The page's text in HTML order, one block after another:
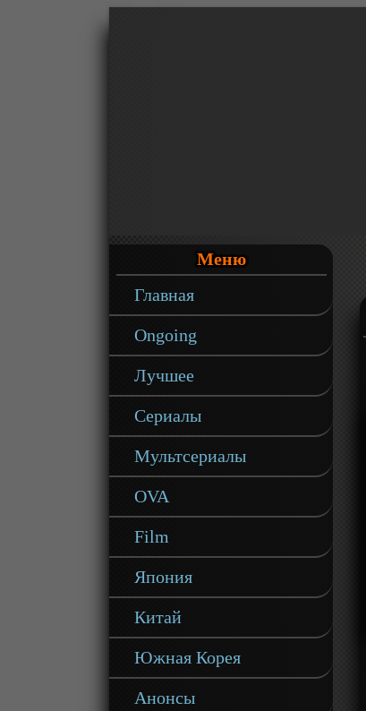
Меню
Главная
Ongoing
Лучшее
Сериалы
Мультсериалы
OVA
Film
Япония
Китай
Южная Корея
Анонсы